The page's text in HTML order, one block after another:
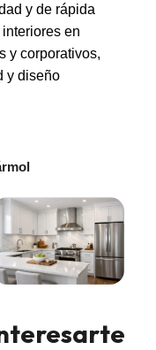
y de rápida
en
y corporativos,
y diseño